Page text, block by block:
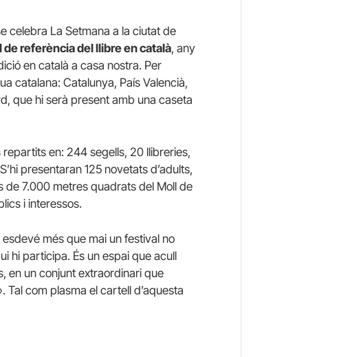
celebra La Setmana a la ciutat de
de referència del llibre en català, any
en català a casa nostra. Per
catalana: Catalunya, País Valencià,
que hi serà present amb una caseta
repartits en: 244 segells, 20 llibreries,
presentaran 125 novetats d’adults,
de 7.000 metres quadrats del Moll de
i interessos.
més que mai un festival no
hi participa. És un espai que acull
en un conjunt extraordinari que
com plasma el cartell d’aquesta